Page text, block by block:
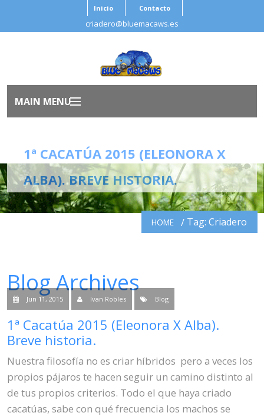
Inicio Contacto
criadero@bluemacaws.es
MAIN MENU
Nosotros
Aves
Venta
Contacto
Blog
1ª CACATÚA 2015 (ELEONORA X
ALBA). BREVE HISTORIA.
HOME Tag: Criadero
Blog Archives
Jun 11, 2015 Ivan Robles Blog
1ª Cacatúa 2015 (Eleonora X Alba).
Breve historia.
Nuestra filosofía no es criar híbridos pero a veces los
propios pájaros te hacen seguir un camino distinto al
de tus propios criterios. Todo el que haya criado
cacatúas, sabe con qué frecuencia los machos se